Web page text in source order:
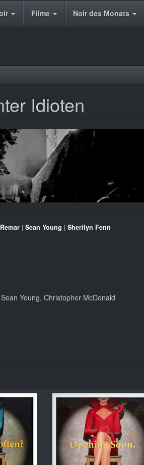
Filme Noir des Monats
Idioten
| Sean Young | Sherilyn Fenn
Young, Christopher McDonald